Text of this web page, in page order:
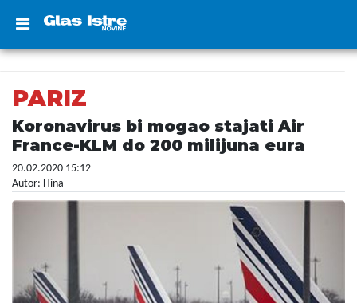
PARIZ
Koronavirus bi mogao stajati Air
France-KLM do 200 milijuna eura
20.02.2020 15:12
Autor: Hina